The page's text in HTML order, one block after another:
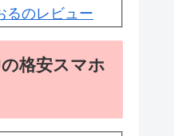
るのレビュー
格安スマホ